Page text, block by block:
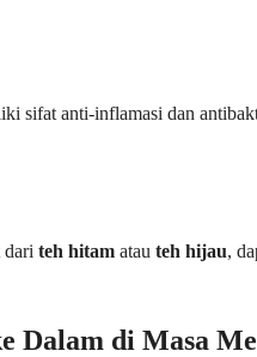
sifat anti-inflamasi dan
dari teh hitam atau teh hijau,
Dalam di Masa